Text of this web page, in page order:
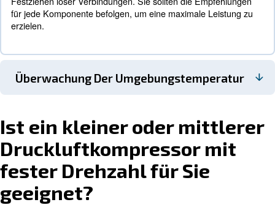
Wenn Sie Leckagen nicht beheben, belasten Sie Ihre
Ausrüstung unnötig, da der Kompressor die
ausgleichen muss. Hier treten höhere Energiekosten
Betrieb aller Druckluftkompressoren einschließlich
Da die ES4000 connect Steuerung Ihre Geräte
überwacht, werden Sie benachrichtigt, sobald
auftreten. Darüber hinaus verfügt sie mit ICONS
WLAN Verbindung zu Ihren mobilen Geräten für den
Wenn Sie keinen mit dieser Technologie
Kompressor haben, empfehlen wir dringend, die